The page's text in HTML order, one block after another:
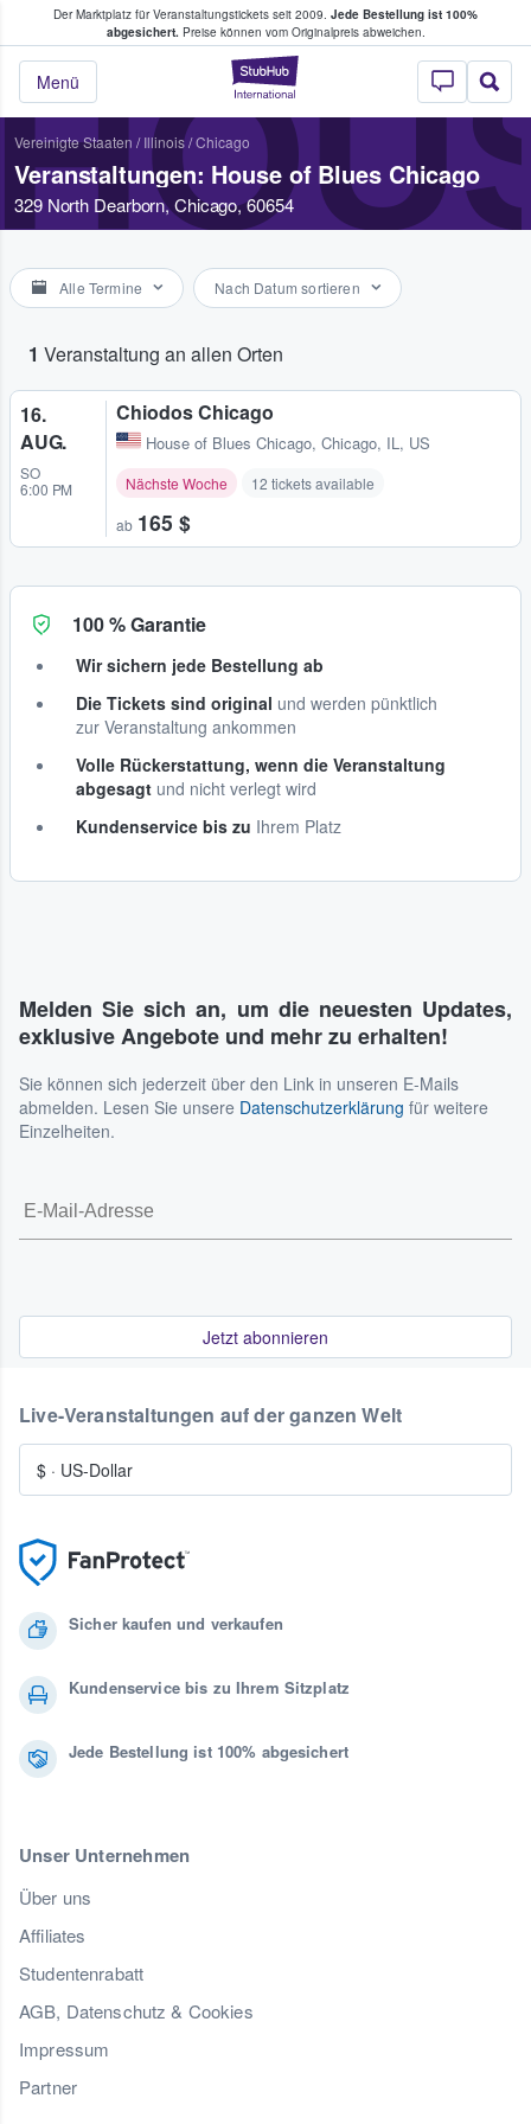
Der Marktplatz für Veranstaltungstickets seit 2009. Jede Bestellung ist 100%
abgesichert.Preise können vom Originalpreis abweichen.
StubHub - Wo
Menü
Tickets kaufen & verkaufen
Vereinigte Staaten / Illinois/Chicago
Veranstaltungen: House of Blues Chicago
329 North Dearborn, Chicago, 60654
Alle Termine Nach Datum sortieren
1 Veranstaltung an allen Orten
16.
AUG.
SO
6:00 PM
Chiodos Chicago
House of Blues Chicago, Chicago, IL, US
Nächste Woche 12 tickets available
ab 165 $
100 % Garantie
Wir sichern jede Bestellung ab
Die Tickets sind original und werden pünktlich
zur Veranstaltung ankommen
Volle Rückerstattung, wenn die Veranstaltung
abgesagt und nicht verlegt wird
Kundenservice bis zu Ihrem Platz
Melden Sie sich an, um die neuesten Updates,
exklusive Angebote und mehr zu erhalten!
Sie können sich jederzeit über den Link in unseren E-Mails
abmelden. Lesen Sie unsere Datenschutzerklärung für weitere
Einzelheiten.
Jetzt abonnieren
Sicher kaufen und verkaufen
Kundenservice bis zu Ihrem Sitzplatz
Jede Bestellung ist 100% abgesichert
Unser Unternehmen
Über uns
Affiliates
Studentenrabatt
AGB, Datenschutz & Cookies
Impressum
Partner
Live-Veranstaltungen auf der ganzen Welt
$ · US-Dollar